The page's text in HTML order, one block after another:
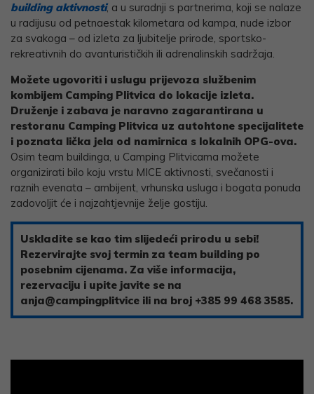
building aktivnosti, a u suradnji s partnerima, koji se nalaze
u radijusu od petnaestak kilometara od kampa, nude izbor
za svakoga – od izleta za ljubitelje prirode, sportsko-
rekreativnih do avanturističkih ili adrenalinskih sadržaja.
Možete ugovoriti i uslugu prijevoza službenim
kombijem Camping Plitvica do lokacije izleta.
Druženje i zabava je naravno zagarantirana u
restoranu Camping Plitvica uz autohtone specijalitete
i poznata lička jela od namirnica s lokalnih OPG-ova.
Osim team buildinga, u Camping Plitvicama možete
organizirati bilo koju vrstu MICE aktivnosti, svečanosti i
raznih evenata – ambijent, vrhunska usluga i bogata ponuda
zadovoljit će i najzahtjevnije želje gostiju.
Uskladite se kao tim slijedeći prirodu u sebi!
Rezervirajte svoj termin za team building po
posebnim cijenama. Za više informacija,
rezervaciju i upite javite se na
anja@campingplitvice ili na broj +385 99 468 3585.